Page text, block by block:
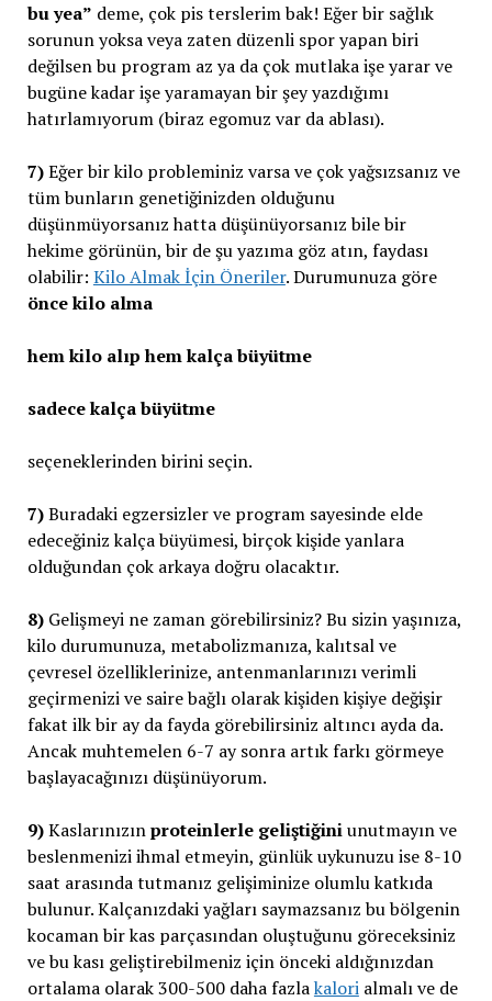
bu yea” deme, çok pis terslerim bak! Eğer bir sağlık
sorunun yoksa veya zaten düzenli spor yapan biri
değilsen bu program az ya da çok mutlaka işe yarar ve
bugüne kadar işe yaramayan bir şey yazdığımı
hatırlamıyorum (biraz egomuz var da ablası).
7)Eğer bir kilo probleminiz varsa ve çok yağsızsanız ve
tüm bunların genetiğinizden olduğunu
düşünmüyorsanız hatta düşünüyorsanız bile bir
hekime görünün, bir de şu yazıma göz atın, faydası
olabilir: Kilo Almak İçin Öneriler. Durumunuza göre
önce kilo alma
hem kilo alıp hem kalça büyütme
sadece kalça büyütme
seçeneklerinden birini seçin.
7)Buradaki egzersizler ve program sayesinde elde
edeceğiniz kalça büyümesi, birçok kişide yanlara
olduğundan çok arkaya doğru olacaktır.
8)Gelişmeyi ne zaman görebilirsiniz? Bu sizin yaşınıza,
kilo durumunuza, metabolizmanıza, kalıtsal ve
çevresel özelliklerinize, antenmanlarınızı verimli
geçirmenizi ve saire bağlı olarak kişiden kişiye değişir
fakat ilk bir ay da fayda görebilirsiniz altıncı ayda da.
Ancak muhtemelen 6-7 ay sonra artık farkı görmeye
başlayacağınızı düşünüyorum.
9)Kaslarınızınproteinlerle geliştiğiniunutmayın ve
beslenmenizi ihmal etmeyin, günlük uykunuzu ise 8-10
saat arasında tutmanız gelişiminize olumlu katkıda
bulunur. Kalçanızdaki yağları saymazsanız bu bölgenin
kocaman bir kas parçasından oluştuğunu göreceksiniz
ve bu kası geliştirebilmeniz için önceki aldığınızdan
ortalama olarak 300-500 daha fazlakalorialmalı ve de